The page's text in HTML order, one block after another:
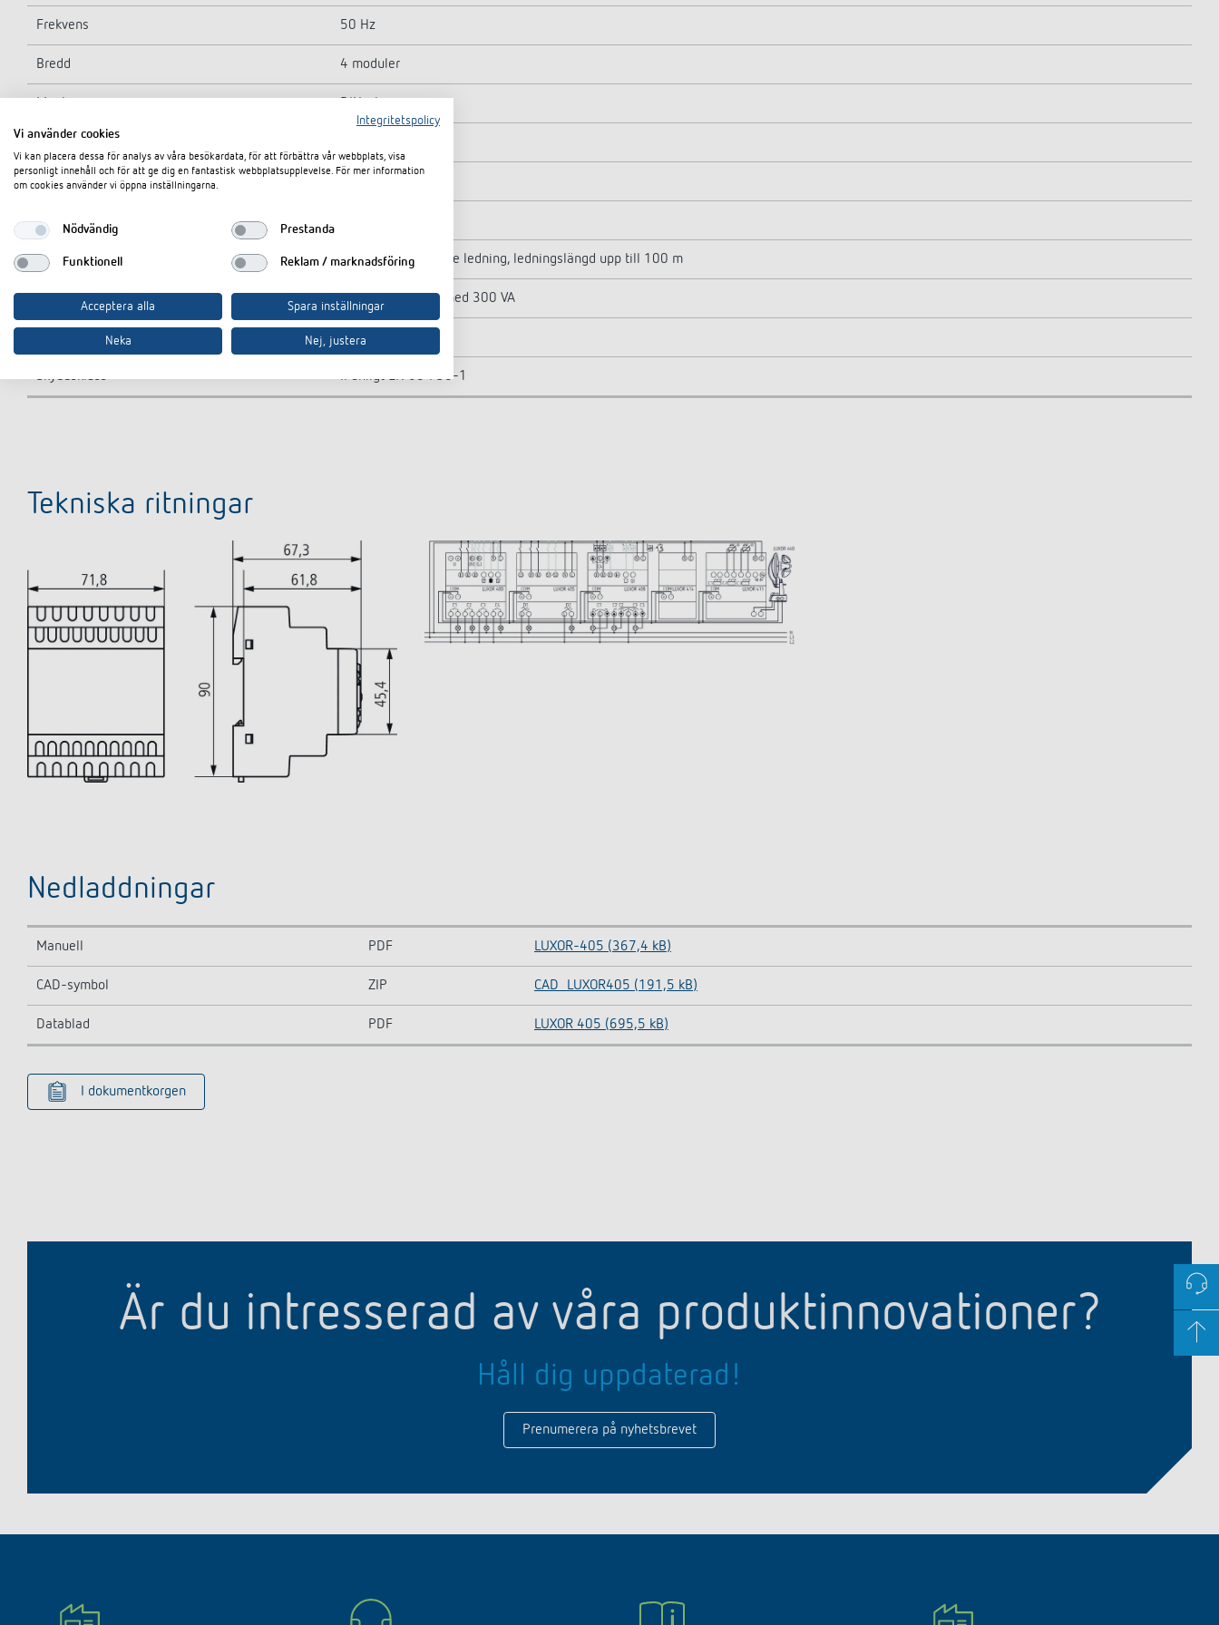
Frekvens 50 Hz
Bredd 4 moduler
Stand-by effekt
Antal kanaler
Kontakttyp
Anslutningstyp 230 V fasoberoende ledning, ledningslängd upp till 100 m
Funktioner kanaler Universaldimmer med 300 VA
IP 20
Skyddsklass II enligt EN 60 730-1
Tekniska ritningar
Nedladdningar
Manuell PDF LUXOR-405 (367,4 kB)
CAD-symbol ZIP CAD_LUXOR405 (191,5 kB)
Datablad PDF LUXOR 405 (695,5 kB)
I dokumentkorgen
Är du intresserad av våra produktinnovationer?
Håll dig uppdaterad!
Prenumerera på nyhetsbrevet
Integritetspolicy
Vi använder cookies
Vi kan placera dessa för analys av våra besökardata, för att förbättra vår webbplats, visa
personligt innehåll och för att ge dig en fantastisk webbplatsupplevelse. För mer information
om cookies använder vi öppna inställningarna.
Nödvändig Prestanda
Funktionell Reklam / marknadsföring
Acceptera alla Spara inställningar
Neka Nej, justera